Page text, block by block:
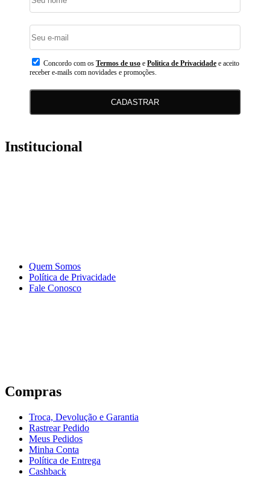
Concordo com os Termos de uso e Politica de Privacidade e aceito
receber e-mails com novidades e promoções.
CADASTRAR
Institucional
Quem Somos
Política de Privacidade
Fale Conosco
Compras
Troca, Devolução e Garantia
Rastrear Pedido
Meus Pedidos
Minha Conta
Política de Entrega
Cashback